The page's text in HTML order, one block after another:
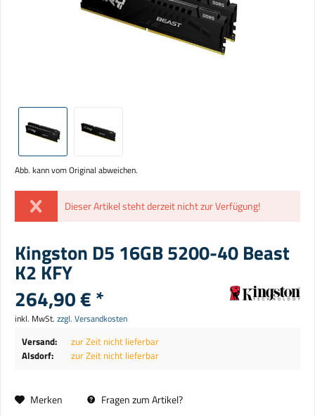
Abb. kann vom Original abweichen.
Dieser Artikel steht derzeit nicht zur Verfügung!
Kingston D5 16GB 5200-40 Beast
K2 KFY
264,90 € *
inkl. MwSt. zzgl. Versandkosten
Versand:
zur Zeit nicht lieferbar
Alsdorf:
zur Zeit nicht lieferbar
Merken Fragen zum Artikel?